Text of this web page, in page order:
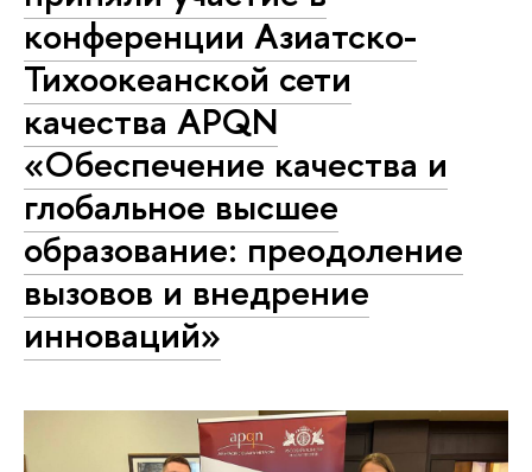
конференции Азиатско-
Тихоокеанской сети
качества APQN
«Обеспечение качества и
глобальное высшее
образование: преодоление
вызовов и внедрение
инноваций»